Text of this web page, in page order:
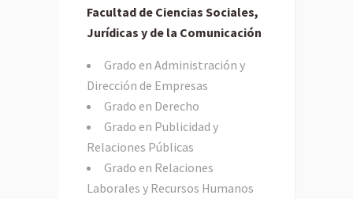
Facultad de Ciencias Sociales,
Jurídicas y de la Comunicación
Grado en Administración y
Dirección de Empresas
Grado en Derecho
Grado en Publicidad y
Relaciones Públicas
Grado en Relaciones
Laborales y Recursos Humanos